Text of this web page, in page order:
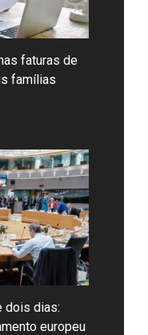
faturas de
famílias
dois dias:
europeu